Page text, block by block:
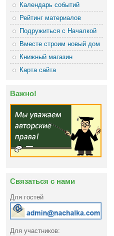
Календарь событий
Рейтинг материалов
Подружиться с Началкой
Вместе строим новый дом
Книжный магазин
Карта сайта
Важно!
Связаться с нами
Для гостей
Для участников: